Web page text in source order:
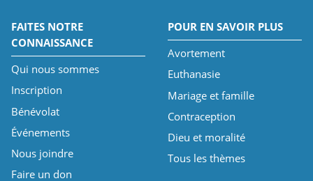
FAITES NOTRE
CONNAISSANCE
Qui nous sommes
Inscription
Bénévolat
Événements
Nous joindre
Faire un don
POUR EN SAVOIR PLUS
Avortement
Euthanasie
Mariage et famille
Contraception
Dieu et moralité
Tous les thèmes